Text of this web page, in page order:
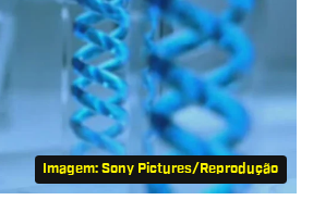
Imagem: Sony Pictures/Reprodução